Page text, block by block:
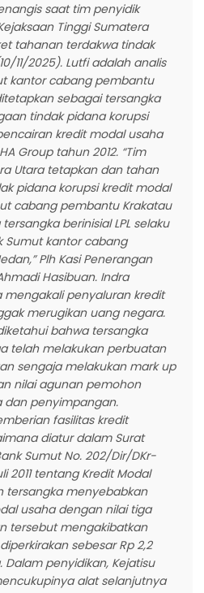
saat tim penyidik
Tinggi Sumatera
tahanan terdakwa tindak
11/2025). Lutfi adalah analis
kantor cabang pembantu
sebagai tersangka
tindak pidana korupsi
kredit modal usaha
Group tahun 2012. “Tim
Utara tetapkan dan tahan
pidana korupsi kredit modal
cabang pembantu Krakatau
berinisial LPL selaku
Sumut kantor cabang
Plh Kasi Penerangan
Hasibuan. Indra
penyaluran kredit
merugikan uang negara.
bahwa tersangka
telah melakukan perbuatan
sengaja melakukan mark up
nilai agunan pemohon
dan penyimpangan.
fasilitas kredit
diatur dalam Surat
Sumut No. 202/Dir/DKr-
2011 tentang Kredit Modal
tersangka menyebabkan
usaha dengan nilai tiga
tersebut mengakibatkan
sebesar Rp 2,2
Dalam penyidikan, Kejatisu
alat selanjutnya